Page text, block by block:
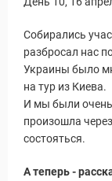
Собирались
разбросал нас
Украины было
на тур из Киева.
И мы были очень
произошла
состояться.
А теперь -